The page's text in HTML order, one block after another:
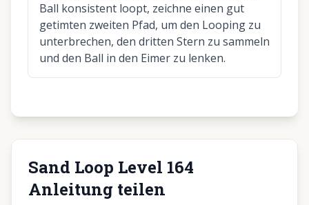
Ball konsistent loopt, zeichne einen gut
getimten zweiten Pfad, um den Looping zu
unterbrechen, den dritten Stern zu sammeln
und den Ball in den Eimer zu lenken.
Sand Loop Level 164
Anleitung teilen